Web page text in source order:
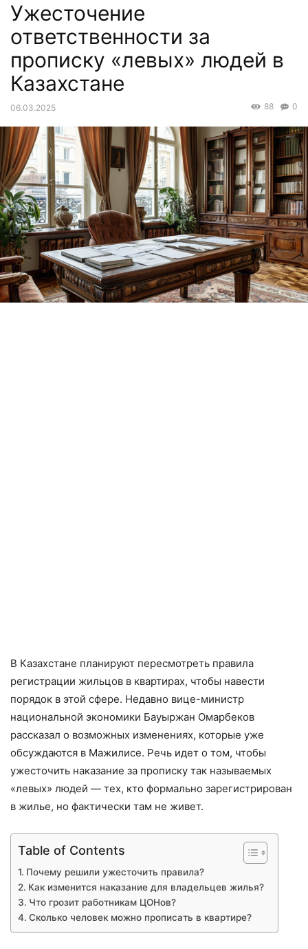
Ужесточение
ответственности за
прописку «левых» людей в
Казахстане
06.03.2025 0
88
В Казахстане планируют пересмотреть правила
регистрации жильцов в квартирах, чтобы навести
порядок в этой сфере. Недавно вице-министр
национальной экономики Бауыржан Омарбеков
рассказал о возможных изменениях, которые уже
обсуждаются в Мажилисе. Речь идет о том, чтобы
ужесточить наказание за прописку так называемых
«левых» людей — тех, кто формально зарегистрирован
в жилье, но фактически там не живет.
Table of Contents
Почему решили ужесточить правила?
Как изменится наказание для владельцев жилья?
Что грозит работникам ЦОНов?
Сколько человек можно прописать в квартире?